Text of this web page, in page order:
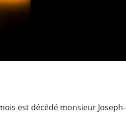
est décédé monsieur